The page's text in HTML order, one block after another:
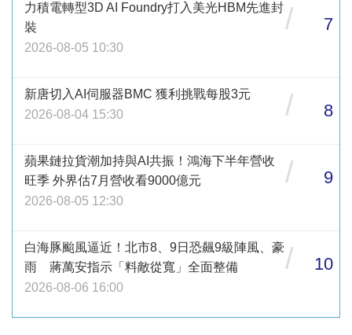
力積電轉型3D AI Foundry打入美光HBM先進封
裝
2026-08-05 10:30
/ 7
新唐切入AI伺服器BMC 獲利挑戰每股3元
2026-08-04 15:30
/ 8
蘋果鏈拉貨潮加持與AI共振！鴻海下半年營收
旺季 外界估7月營收看9000億元
2026-08-05 12:30
/ 9
白海豚颱風逼近！北市8、9日恐飆9級陣風、豪
雨 蔣萬安指示「料敵從寬」全面整備
2026-08-06 16:00
/ 10